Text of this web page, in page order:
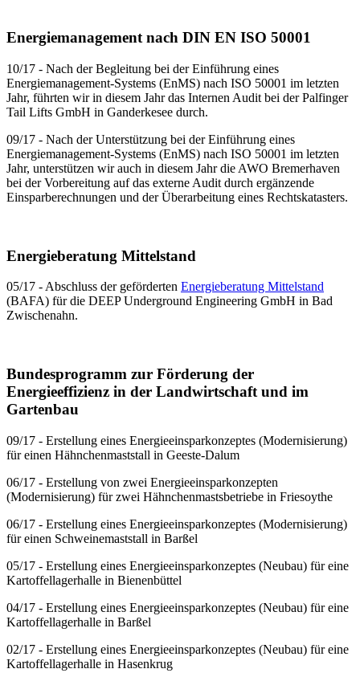
Energiemanagement nach DIN EN ISO 50001
10/17 - Nach der Begleitung bei der Einführung eines
Energiemanagement-Systems (EnMS) nach ISO 50001 im letzten
Jahr, führten wir in diesem Jahr das Internen Audit bei der Palfinger
Tail Lifts GmbH in Ganderkesee durch.
09/17 - Nach der Unterstützung bei der Einführung eines
Energiemanagement-Systems (EnMS) nach ISO 50001 im letzten
Jahr, unterstützen wir auch in diesem Jahr die AWO Bremerhaven
bei der Vorbereitung auf das externe Audit durch ergänzende
Einsparberechnungen und der Überarbeitung eines Rechtskatasters.
Energieberatung Mittelstand
05/17 - Abschluss der geförderten Energieberatung Mittelstand
(BAFA) für die DEEP Underground Engineering GmbH in Bad
Zwischenahn.
Bundesprogramm zur Förderung der
Energieeffizienz in der Landwirtschaft und im
Gartenbau
09/17 - Erstellung eines Energieeinsparkonzeptes (Modernisierung)
für einen Hähnchenmaststall in Geeste-Dalum
06/17 - Erstellung von zwei Energieeinsparkonzepten
(Modernisierung) für zwei Hähnchenmastsbetriebe in Friesoythe
06/17 - Erstellung eines Energieeinsparkonzeptes (Modernisierung)
für einen Schweinemaststall in Barßel
05/17 - Erstellung eines Energieeinsparkonzeptes (Neubau) für eine
Kartoffellagerhalle in Bienenbüttel
04/17 - Erstellung eines Energieeinsparkonzeptes (Neubau) für eine
Kartoffellagerhalle in Barßel
02/17 - Erstellung eines Energieeinsparkonzeptes (Neubau) für eine
Kartoffellagerhalle in Hasenkrug